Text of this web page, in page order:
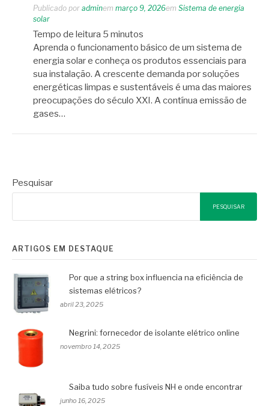
Publicado por adminem março 9, 2026em Sistema de energia
solar
Tempo de leitura 5 minutos
Aprenda o funcionamento básico de um sistema de
energia solar e conheça os produtos essenciais para
sua instalação. A crescente demanda por soluções
energéticas limpas e sustentáveis é uma das maiores
preocupações do século XXI. A contínua emissão de
gases…
Pesquisar
PESQUISAR
ARTIGOS EM DESTAQUE
Por que a string box influencia na eficiência de
sistemas elétricos?
abril 23, 2025
Negrini: fornecedor de isolante elétrico online
novembro 14, 2025
Saiba tudo sobre fusíveis NH e onde encontrar
junho 16, 2025